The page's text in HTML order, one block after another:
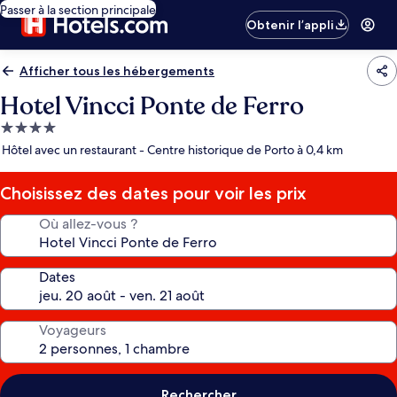
Passer à la section principale
Obtenir l’appli
Afficher tous les hébergements
Hotel Vincci Ponte de Ferro
Hébergement
4.0 étoiles
Hôtel avec un restaurant - Centre historique de Porto à 0,4 km
Choisissez des dates pour voir les prix
Où allez-vous ?
Dates
Voyageurs